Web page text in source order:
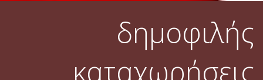
δημοφιλής
καταχωρήσεις